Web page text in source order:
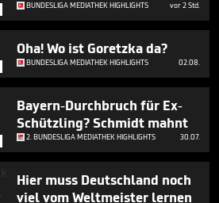
BUNDESLIGA MEDIATHEK HIGHLIGHTS vor 2 Std.
Oha! Wo ist Goretzka da?
BUNDESLIGA MEDIATHEK HIGHLIGHTS 02.08.
Bayern-Durchbruch für Ex-
Schützling? Schmidt mahnt
2. BUNDESLIGA MEDIATHEK HIGHLIGHTS 30.07.
Hier muss Deutschland noch
viel vom Weltmeister lernen